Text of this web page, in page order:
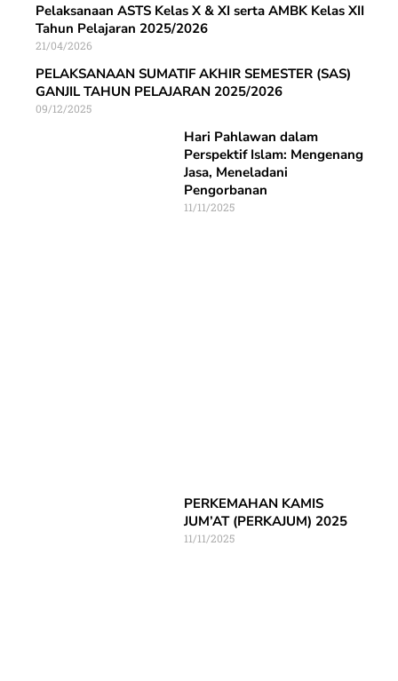
Pelaksanaan ASTS Kelas X & XI serta AMBK Kelas XII
Tahun Pelajaran 2025/2026
21/04/2026
PELAKSANAAN SUMATIF AKHIR SEMESTER (SAS)
GANJIL TAHUN PELAJARAN 2025/2026
09/12/2025
Hari Pahlawan dalam
Perspektif Islam: Mengenang
Jasa, Meneladani
Pengorbanan
11/11/2025
PERKEMAHAN KAMIS
JUM’AT (PERKAJUM) 2025
11/11/2025